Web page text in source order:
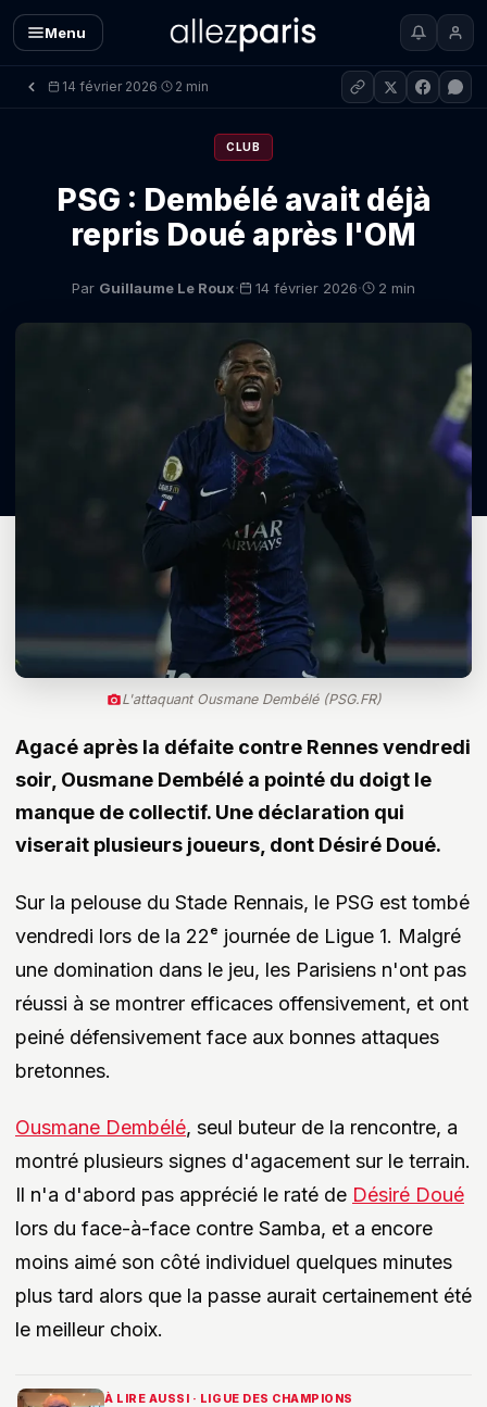
Menu
14 février 2026· 2 min
CLUB
PSG : Dembélé avait déjà
repris Doué après l'OM
Par Guillaume Le Roux· 14 février 2026· 2 min
L'attaquant Ousmane Dembélé (PSG.FR)
Agacé après la défaite contre Rennes vendredi
soir, Ousmane Dembélé a pointé du doigt le
manque de collectif. Une déclaration qui
viserait plusieurs joueurs, dont Désiré Doué.
Sur la pelouse du Stade Rennais, le PSG est tombé
vendredi lors de la 22ᵉ journée de Ligue 1. Malgré
une domination dans le jeu, les Parisiens n'ont pas
réussi à se montrer efficaces offensivement, et ont
peiné défensivement face aux bonnes attaques
bretonnes.
Ousmane Dembélé, seul buteur de la rencontre, a
montré plusieurs signes d'agacement sur le terrain.
Il n'a d'abord pas apprécié le raté de Désiré Doué
lors du face-à-face contre Samba, et a encore
moins aimé son côté individuel quelques minutes
plus tard alors que la passe aurait certainement été
le meilleur choix.
À LIRE AUSSI · LIGUE DES CHAMPIONS